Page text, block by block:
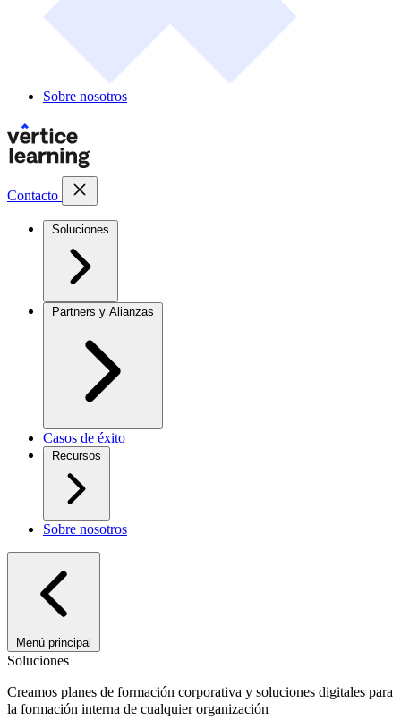
Sobre nosotros
Contacto
Soluciones
Partners y Alianzas
Casos de éxito
Recursos
Sobre nosotros
Menú principal
Soluciones
Creamos planes de formación corporativa y soluciones digitales para
la formación interna de cualquier organización